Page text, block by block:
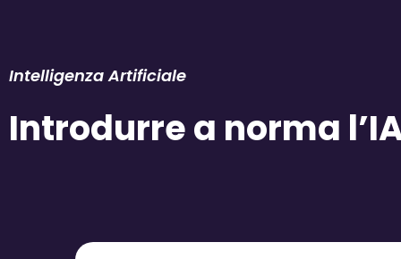
Intelligenza Artificiale
Introdurre a norma